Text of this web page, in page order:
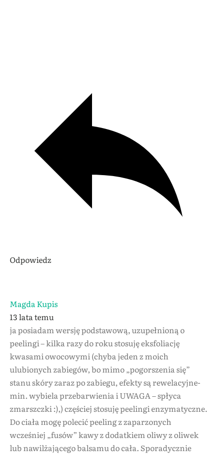
Odpowiedz
Magda Kupis
13 lata temu
ja posiadam wersję podstawową, uzupełnioną o
peelingi – kilka razy do roku stosuję eksfoliację
kwasami owocowymi (chyba jeden z moich
ulubionych zabiegów, bo mimo „pogorszenia się”
stanu skóry zaraz po zabiegu, efekty są rewelacyjne-
min. wybiela przebarwienia i UWAGA – spłyca
zmarszczki :),) częściej stosuję peelingi enzymatyczne.
Do ciała mogę polecić peeling z zaparzonych
wcześniej „fusów” kawy z dodatkiem oliwy z oliwek
lub nawilżającego balsamu do cała. Sporadycznie